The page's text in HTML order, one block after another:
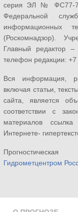
серия ЭЛ № ФС77-
Федеральной
информационных
(Роскомнадзор).
Главный редактор
телефон редакции:
Вся информация,
включая статьи,
сайта, является
соответствии с
материалов
Интернете-
Гидрометцентром